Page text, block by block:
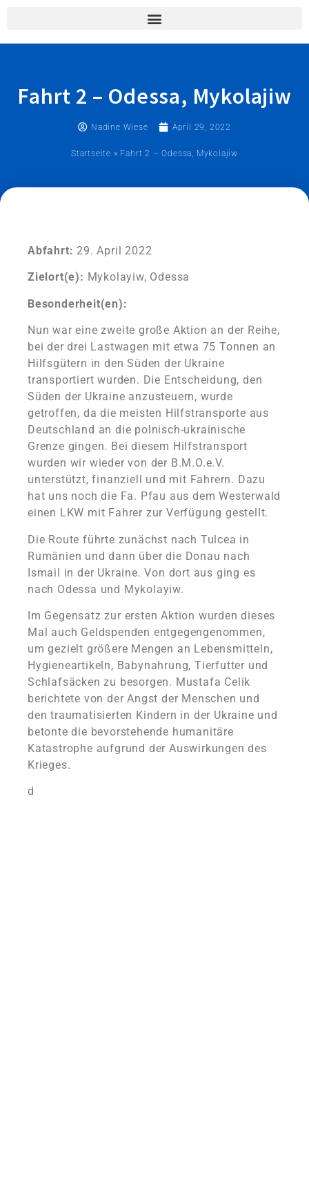
Fahrt 2 – Odessa, Mykolajiw
Nadine Wiese April 29, 2022
Startseite » Fahrt 2 – Odessa, Mykolajiw
Abfahrt: 29. April 2022
Zielort(e): Mykolayiw, Odessa
Besonderheit(en):
Nun war eine zweite große Aktion an der Reihe,
bei der drei Lastwagen mit etwa 75 Tonnen an
Hilfsgütern in den Süden der Ukraine
transportiert wurden. Die Entscheidung, den
Süden der Ukraine anzusteuern, wurde
getroffen, da die meisten Hilfstransporte aus
Deutschland an die polnisch-ukrainische
Grenze gingen. Bei diesem Hilfstransport
wurden wir wieder von der B.M.O.e.V.
unterstützt, finanziell und mit Fahrern. Dazu
hat uns noch die Fa. Pfau aus dem Westerwald
einen LKW mit Fahrer zur Verfügung gestellt.
Die Route führte zunächst nach Tulcea in
Rumänien und dann über die Donau nach
Ismail in der Ukraine. Von dort aus ging es
nach Odessa und Mykolayiw.
Im Gegensatz zur ersten Aktion wurden dieses
Mal auch Geldspenden entgegengenommen,
um gezielt größere Mengen an Lebensmitteln,
Hygieneartikeln, Babynahrung, Tierfutter und
Schlafsäcken zu besorgen. Mustafa Celik
berichtete von der Angst der Menschen und
den traumatisierten Kindern in der Ukraine und
betonte die bevorstehende humanitäre
Katastrophe aufgrund der Auswirkungen des
Krieges.
d